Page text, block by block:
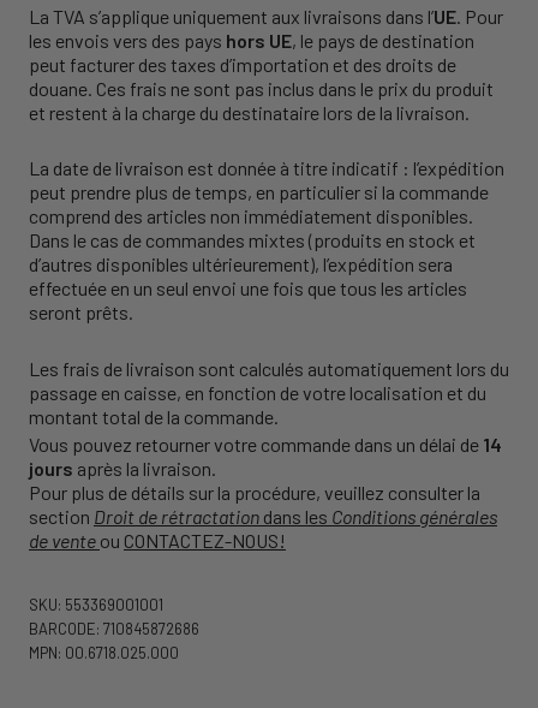
La TVA s’applique uniquement aux livraisons dans l’UE. Pour
les envois vers des pays hors UE, le pays de destination
peut facturer des taxes d’importation et des droits de
douane. Ces frais ne sont pas inclus dans le prix du produit
et restent à la charge du destinataire lors de la livraison.
La date de livraison est donnée à titre indicatif : l’expédition
peut prendre plus de temps, en particulier si la commande
comprend des articles non immédiatement disponibles.
Dans le cas de commandes mixtes (produits en stock et
d’autres disponibles ultérieurement), l’expédition sera
effectuée en un seul envoi une fois que tous les articles
seront prêts.
Les frais de livraison sont calculés automatiquement lors du
passage en caisse, en fonction de votre localisation et du
montant total de la commande.
Vous pouvez retourner votre commande dans un délai de 14
jours après la livraison.
Pour plus de détails sur la procédure, veuillez consulter la
section Droit de rétractation dans les Conditions générales
de vente ou CONTACTEZ-NOUS!
SKU: 553369001001
BARCODE: 710845872686
MPN: 00.6718.025.000